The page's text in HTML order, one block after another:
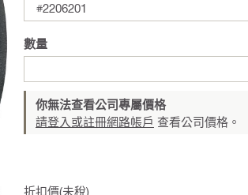
#2206201
數量
你無法查看公司專屬價格
請登入或註冊網路帳戶 查看公司價格。
折扣價(未稅)